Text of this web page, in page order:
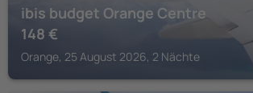
ibis budget Orange Centre
148 €
Orange, 25 August 2026, 2 Nächte